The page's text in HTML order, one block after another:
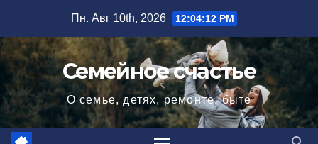
содержимому
Пн. Авг 10th, 2026 12:04:13 PM
Семейное счастье
О семье, детях, ремонте, быте